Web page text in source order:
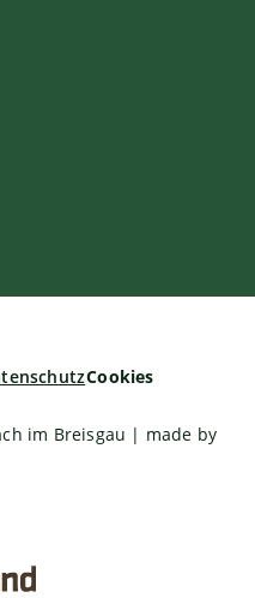
Cookies
im Breisgau | made by